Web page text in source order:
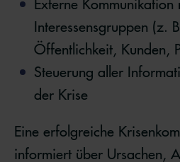
Externe
Interessensgruppen (z.
Öffentlichkeit, Kunden,
Steuerung aller
der Krise
Eine erfolgreiche
informiert über Ursachen,